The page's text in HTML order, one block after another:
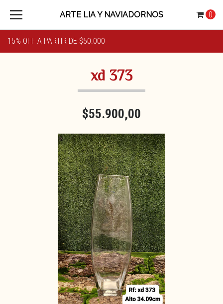
15% OFF A PARTIR DE $50.000
ARTE LIA Y NAVIADORNOS 0
xd 373
$55.900,00